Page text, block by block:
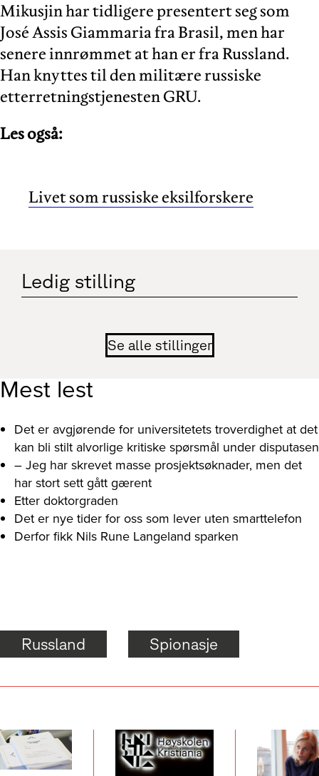
Mikusjin har tidligere presentert seg som
José Assis Giammaria fra Brasil, men har
senere innrømmet at han er fra Russland.
Han knyttes til den militære russiske
etterretningstjenesten GRU.
Les også:
Livet som russiske eksilforskere
Ledig stilling
Se alle stillinger
Mest lest
Det er avgjørende for universitetets troverdighet at det
kan bli stilt alvorlige kritiske spørsmål under disputasen
– Jeg har skrevet masse prosjektsøknader, men det
har stort sett gått gærent
Etter doktorgraden
Det er nye tider for oss som lever uten smarttelefon
Derfor fikk Nils Rune Langeland sparken
Russland Spionasje